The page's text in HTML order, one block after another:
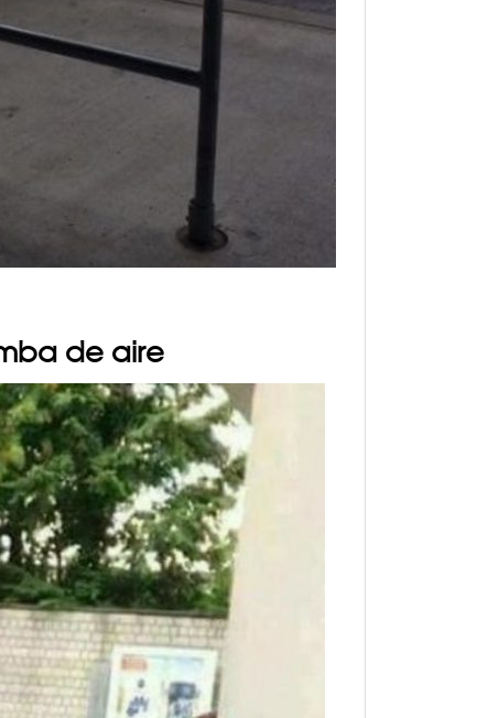
de aire